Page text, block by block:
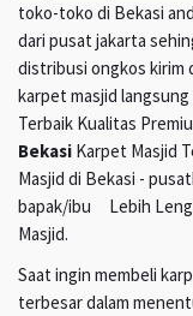
toko-toko di Bekasi
dari pusat jakarta
distribusi ongkos kirim
karpet masjid
Terbaik Kualitas
Bekasi Karpet Masjid
Masjid di Bekasi -
bapak/ibu Lebih
Masjid.
Saat ingin membeli
terbesar dalam